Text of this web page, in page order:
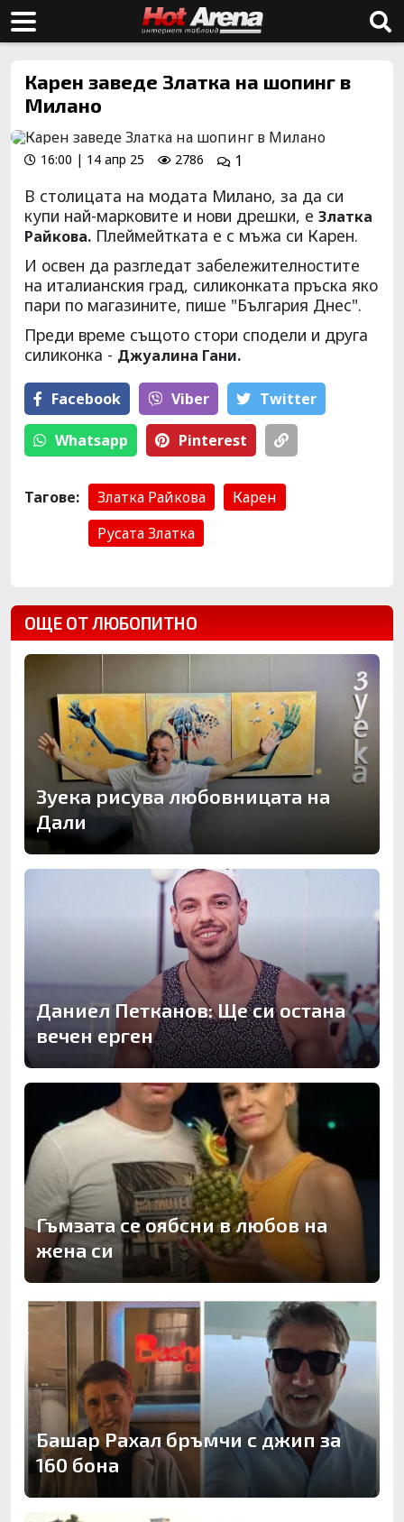
Карен заведе Златка на шопинг в
Милано
16:00 | 14 апр 25 2786 1
В столицата на модата Милано, за да си
купи най-марковите и нови дрешки, е Златка
Райкова. Плеймейтката е с мъжа си Карен.
И освен да разгледат забележителностите
на италианския град, силиконката пръска яко
пари по магазините, пише "България Днес".
Преди време същото стори сподели и друга
силиконка - Джуалина Гани.
Facebook Viber Тwitter
Whatsapp Pinterest
Тагове: Златка Райкова
Карен
Русата Златка
ОЩЕ ОТ ЛЮБОПИТНО
Зуека рисува любовницата на
Дали
Даниел Петканов: Ще си остана
вечен ерген
Гъмзата се оябсни в любов на
жена си
Башар Рахал бръмчи с джип за
160 бона